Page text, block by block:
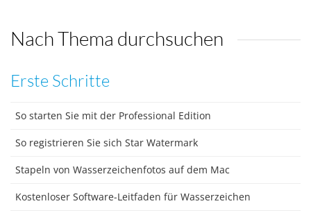
Nach Thema durchsuchen
Erste Schritte
So starten Sie mit der Professional Edition
So registrieren Sie sich Star Watermark
Stapeln von Wasserzeichenfotos auf dem Mac
Kostenloser Software-Leitfaden für Wasserzeichen